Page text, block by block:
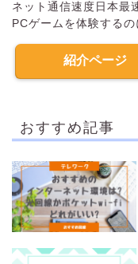
ネット通信速度日本最
PCゲームを体験するの
紹介ページ
おすすめ記事